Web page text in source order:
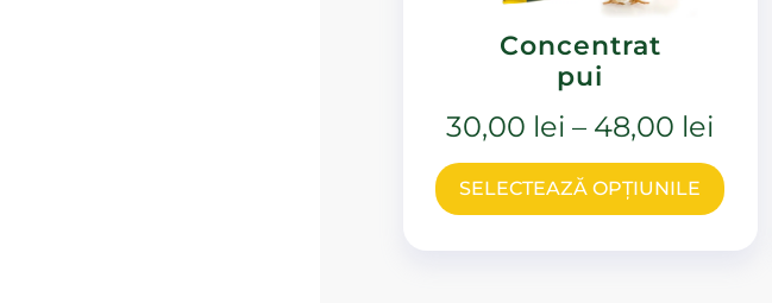
Concentrat
pui
30,00 lei – 48,00 lei
SELECTEAZĂ OPȚIUNILE